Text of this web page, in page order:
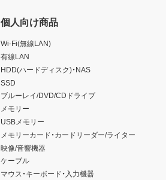
個人向け商品
Wi-Fi(無線LAN)
有線LAN
HDD(ハードディスク)・NAS
SSD
ブルーレイ/DVD/CDドライブ
メモリー
USBメモリー
メモリーカード・カードリーダー/ライター
映像/音響機器
ケーブル
マウス・キーボード・入力機器